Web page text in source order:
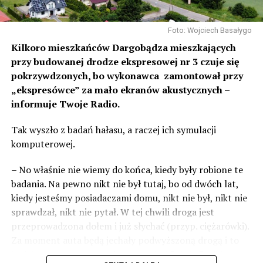
Foto: Wojciech Basałygo
Kilkoro mieszkańców Dargobądza mieszkających
przy budowanej drodze ekspresowej nr 3 czuje się
pokrzywdzonych, bo wykonawca zamontował przy
„ekspresówce” za mało ekranów akustycznych –
informuje Twoje Radio.
Tak wyszło z badań hałasu, a raczej ich symulacji
komputerowej.
– No właśnie nie wiemy do końca, kiedy były robione te
badania. Na pewno nikt nie był tutaj, bo od dwóch lat,
kiedy jesteśmy posiadaczami domu, nikt nie był, nikt nie
sprawdzał, nikt nie pytał. W tej chwili droga jest
przeprowadzona dołem i już słychać (przyp. ciężarówki).
będzie czteropasmowa droga – mówi Sylwia Rudak,